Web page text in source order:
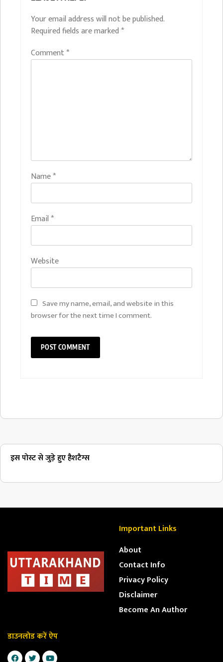
Your email address will not be published.
Required fields are marked *
Comment*
Name*
Email *
Website
Save my name, email, and website in this
browser for the next time I comment.
इस पोस्ट से जुड़े हुए हैशटैग्स
Important Links
About
Contact Info
Privacy Policy
Disclaimer
Become An Author
डाउनलोड करें ऐप